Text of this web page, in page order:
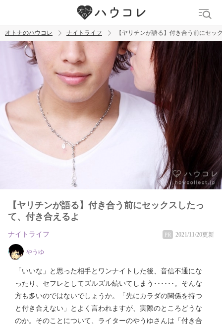
トレンド ワード
ラブグッズ 乳首 吸うやつ
オトナのハウコレ ナイトライフ 【ヤリチンが語る】付き合う前にセッ
【ヤリチンが語る】付き合う前にセックスしたっ
て、付き合えるよ
ナイトライフ PR 2021/11/20更新
やうゆ
「いいな」と思った相手とワンナイトした後、音信不通にな
ったり、セフレとしてズルズル続いてしまう･･････。そんな
方も多いのではないでしょうか。「先にカラダの関係を持つ
と付き合えない」とよく言われますが、実際のところどうな
のか。そのことについて、ライターのやうゆさんは「付き合